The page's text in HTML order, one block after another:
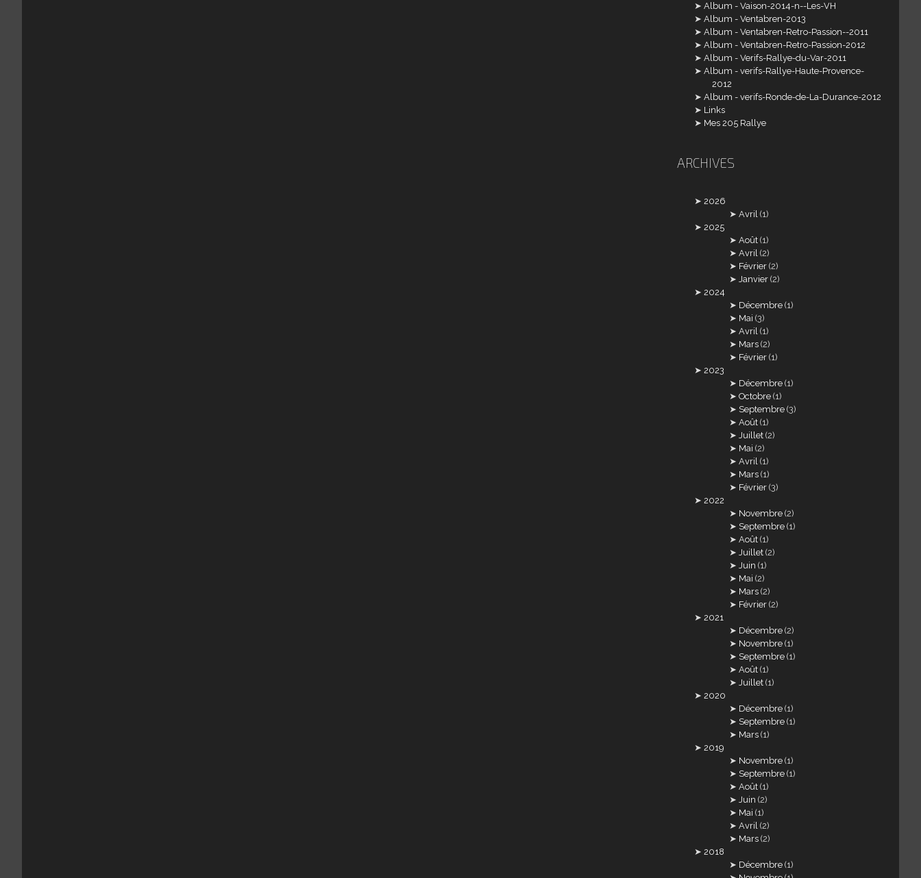
Album - Vaison-2014-n--Les-VH
Album - Ventabren-2013
Album - Ventabren-Retro-Passion--2011
Album - Ventabren-Retro-Passion-2012
Album - Verifs-Rallye-du-Var-2011
Album - verifs-Rallye-Haute-Provence-
2012
Album - verifs-Ronde-de-La-Durance-2012
Links
Mes 205 Rallye
ARCHIVES
2026
Avril (1)
2025
Août (1)
Avril (2)
Février (2)
Janvier (2)
2024
Décembre (1)
Mai (3)
Avril (1)
Mars (2)
Février (1)
2023
Décembre (1)
Octobre (1)
Septembre (3)
Août (1)
Juillet (2)
Mai (2)
Avril (1)
Mars (1)
Février (3)
2022
Novembre (2)
Septembre (1)
Août (1)
Juillet (2)
Juin (1)
Mai (2)
Mars (2)
Février (2)
2021
Décembre (2)
Novembre (1)
Septembre (1)
Août (1)
Juillet (1)
2020
Décembre (1)
Septembre (1)
Mars (1)
2019
Novembre (1)
Septembre (1)
Août (1)
Juin (2)
Mai (1)
Avril (2)
Mars (2)
2018
Décembre (1)